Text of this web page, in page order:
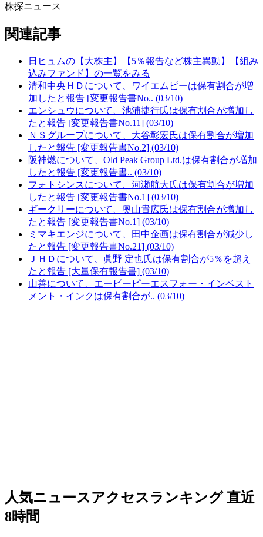
株探ニュース
関連記事
日ヒュムの【大株主】【5％報告など株主異動】【組み
込みファンド】の一覧をみる
清和中央ＨＤについて、ワイエムピーは保有割合が増
加したと報告 [変更報告書No.. (03/10)
エンシュウについて、池浦捷行氏は保有割合が増加し
たと報告 [変更報告書No.11] (03/10)
ＮＳグループについて、大谷彰宏氏は保有割合が増加
したと報告 [変更報告書No.2] (03/10)
阪神燃について、Old Peak Group Ltd.は保有割合が増加
したと報告 [変更報告書.. (03/10)
フォトシンスについて、河瀬航大氏は保有割合が増加
したと報告 [変更報告書No.1] (03/10)
ギークリーについて、奥山貴広氏は保有割合が増加し
たと報告 [変更報告書No.1] (03/10)
ミマキエンジについて、田中企画は保有割合が減少し
たと報告 [変更報告書No.21] (03/10)
ＪＨＤについて、眞野 定也氏は保有割合が5％を超え
たと報告 [大量保有報告書] (03/10)
山善について、エーピーピーエスフォー・インベスト
メント・インクは保有割合が.. (03/10)
人気ニュースアクセスランキング 直近
8時間